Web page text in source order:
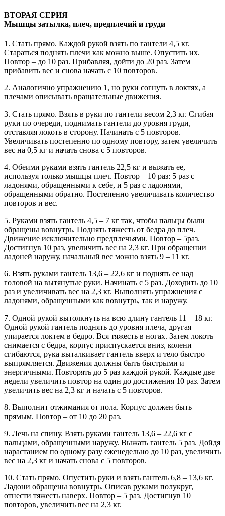
ВТОРАЯ СЕРИЯ
Мышцы затылка, плеч, предплечий и груди
1. Стать прямо. Каждой рукой взять по гантели 4,5 кг.
Стараться поднять плечи как можно выше. Опустить их.
Повтор – до 10 раз. Прибавляя, дойти до 20 раз. Затем
прибавить вес и снова начать с 10 повторов.
2. Аналогично упражнению 1, но руки согнуть в локтях, а
плечами описывать вращательные движения.
3. Стать прямо. Взять в руки по гантели весом 2,3 кг. Сгибая
руки по очереди, поднимать гантели до уровня груди,
отставляя локоть в сторону. Начинать с 5 повторов.
Увеличивать постепенно по одному повтору, затем увеличить
вес на 0,5 кг и начать снова с 5 повторов.
4. Обеими руками взять гантель 22,5 кг и выжать ее,
используя только мышцы плеч. Повтор – 10 раз: 5 раз с
ладонями, обращенными к себе, и 5 раз с ладонями,
обращенными обратно. Постепенно увеличивать количество
повторов и вес.
5. Руками взять гантель 4,5 – 7 кг так, чтобы пальцы были
обращены вовнутрь. Поднять тяжесть от бедра до плеч.
Движение исключительно предплечьями. Повтор – 5раз.
Достигнув 10 раз, увеличить вес на 2,3 кг. При обращении
ладоней наружу, начальный вес можно взять 9 – 11 кг.
6. Взять руками гантель 13,6 – 22,6 кг и поднять ее над
головой на вытянутые руки. Начинать с 5 раз. Доходить до 10
раз и увеличивать вес на 2,3 кг. Выполнять упражнения с
ладонями, обращенными как вовнутрь, так и наружу.
7. Одной рукой вытолкнуть на всю длину гантель 11 – 18 кг.
Одной рукой гантель поднять до уровня плеча, другая
упирается локтем в бедро. Вся тяжесть в ногах. Затем локоть
снимается с бедра, корпус приспускается вниз, колени
сгибаются, рука выталкивает гантель вверх и тело быстро
выпрямляется. Движения должны быть быстрыми и
энергичными. Повторять до 5 раз каждой рукой. Каждые две
недели увеличить повтор на один до достижения 10 раз. Затем
увеличить вес на 2,3 кг и начать с 5 повторов.
8. Выполнит отжимания от пола. Корпус должен быть
прямым. Повтор – от 10 до 20 раз.
9. Лечь на спину. Взять руками гантель 13,6 – 22,6 кг с
пальцами, обращенными наружу. Выжать гантель 5 раз. Дойдя
нарастанием по одному разу еженедельно до 10 раз, увеличить
вес на 2,3 кг и начать снова с 5 повторов.
10. Стать прямо. Опустить руки и взять гантель 6,8 – 13,6 кг.
Ладони обращены вовнутрь. Описав руками полукруг,
отнести тяжесть наверх. Повтор – 5 раз. Достигнув 10
повторов, увеличить вес на 2,3 кг.